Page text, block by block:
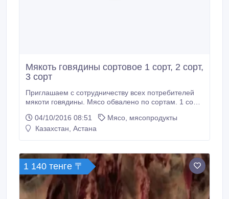
Мякоть говядины сортовое 1 сорт, 2 сорт,
3 сорт
Приглашаем с сотрудничеству всех потребителей
мякоти говядины. Мясо обвалено по сортам. 1 сорт-
шейная часть , 3 сорт- пашина. Цена будет зависеть
от объема..
04/10/2016 08:51
Мясо, мясопродукты
Казахстан, Астана
1 140 тенге 〒